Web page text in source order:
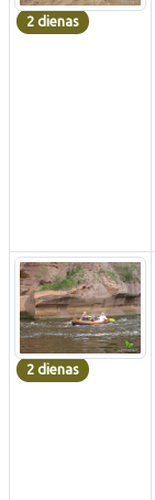
2 dienas
2 dienas